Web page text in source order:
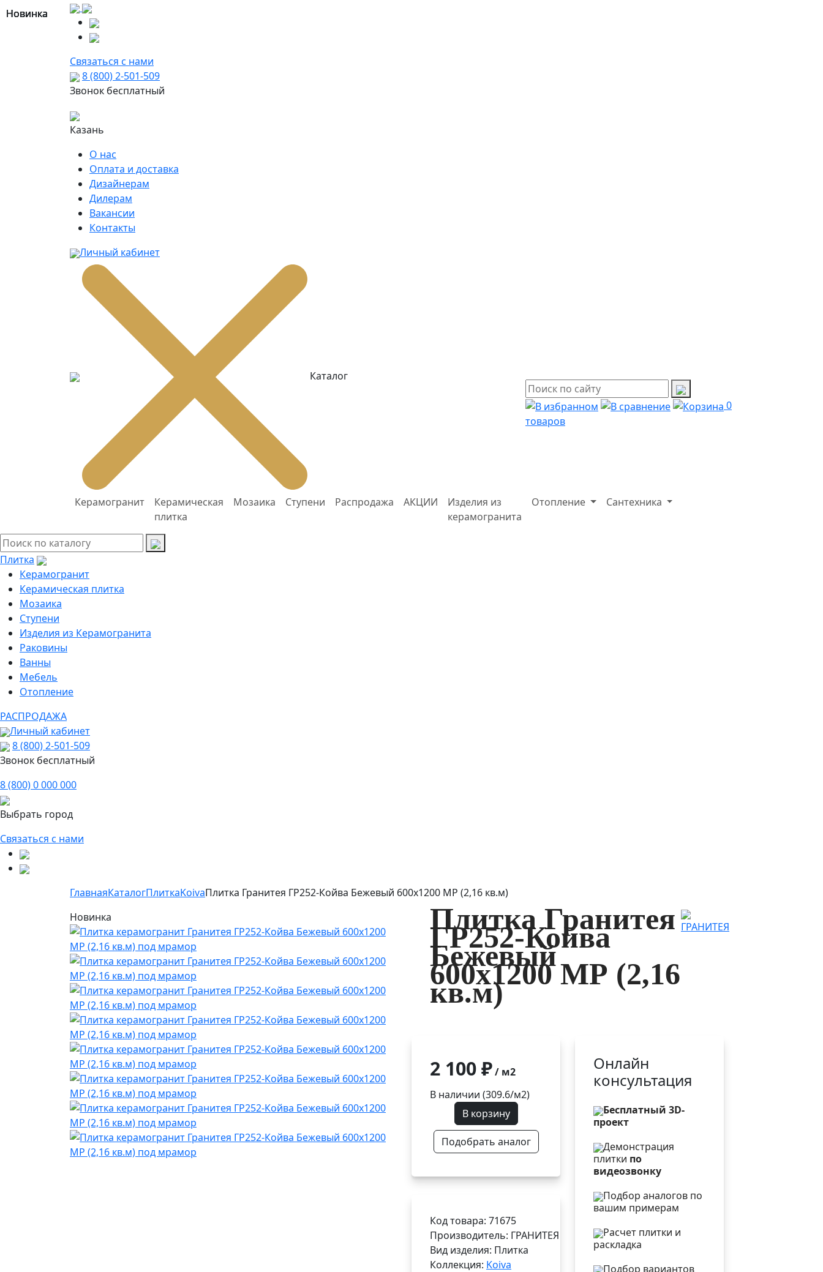
Связаться с нами
8 (800) 2-501-509
Звонок бесплатный
Казань
О нас
Оплата и доставка
Дизайнерам
Дилерам
Вакансии
Контакты
Личный кабинет
Каталог
Керамогранит
Керамическая
плитка
Мозаика Ступени Распродажа АКЦИИ
Изделия из
керамогранита
Отопление Сантехника
0
товаров
Плитка
Керамогранит
Керамическая плитка
Мозаика
Ступени
Изделия из Керамогранита
Раковины
Ванны
Мебель
Отопление
РАСПРОДАЖА
Личный кабинет
8 (800) 2-501-509
Звонок бесплатный
8 (800) 0 000 000
Выбрать город
Связаться с нами
ГлавнаяКаталогПлиткаKoivaПлитка Гранитея ГР252-Койва Бежевый 600х1200 МР (2,16 кв.м)
Новинка
Плитка Гранитея
ГР252-Койва
Бежевый
600х1200 МР (2,16
кв.м)
2 100 ₽/ м2
В наличии (309.6/м2)
В корзину
Подобрать аналог
Код товара: 71675
Производитель: ГРАНИТЕЯ
Вид изделия: Плитка
Коллекция: Koiva
Онлайн
консультация
Бесплатный 3D-
проект
Демонстрация
плитки по
видеозвонку
Подбор аналогов по
вашим примерам
Расчет плитки и
раскладка
Подбор вариантов
Новинка
Новинка
Новинка
Новинка